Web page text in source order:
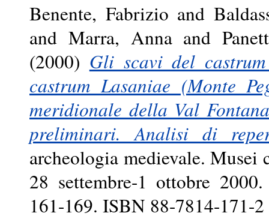
Benente, Fabrizio and
and Marra, Annaand
(2000) Gli scavi del
castrum Lasaniae (Monte
meridionale della Val
preliminari. Analisi di
archeologia medievale.
28 settembre-1 ottobre
161-169. ISBN 88-7814-171-2